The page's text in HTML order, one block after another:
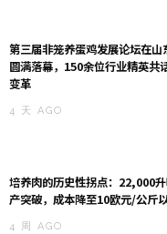
第三届非笼养蛋鸡发展论坛在山
圆满落幕，150余位行业精英共
变革
4 天 AGO
培养肉的历史性拐点：22,000
产突破，成本降至10欧元/公斤
4 周 AGO